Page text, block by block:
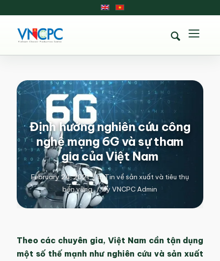
Định hướng nghiên cứu công
nghệ mạng 6G và sự tham
gia của Việt Nam
February 24, 2021 / inTin về sản xuất và tiêu thụ
bền vững / byVNCPC Admin
Theo các chuyên gia, Việt Nam cần tận dụng
một số thế mạnh như nghiên cứu và sản xuất